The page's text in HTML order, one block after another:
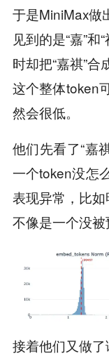
于是MiniMax做
见到的是“嘉”
时却把“嘉祺”合
这个整体token
然会很低。
他们先看了“嘉
一个token没怎
表现异常，比
不像是一个没被
接着他们又做